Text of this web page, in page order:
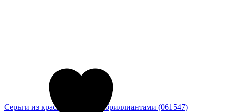
Серьги из красного золота с бриллиантами (061547)